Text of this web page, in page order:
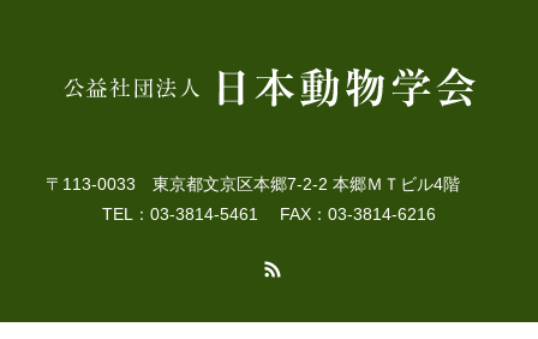
〒113-0033 東京都文京区本郷7-2-2 本郷ＭＴビル4階
TEL：03-3814-5461 FAX：03-3814-6216